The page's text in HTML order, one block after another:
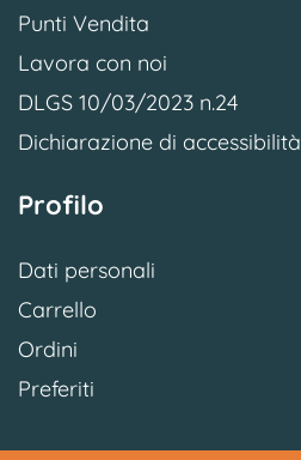
Punti Vendita
Lavora con noi
DLGS 10/03/2023 n.24
Dichiarazione di accessibilità
Profilo
Dati personali
Carrello
Ordini
Preferiti